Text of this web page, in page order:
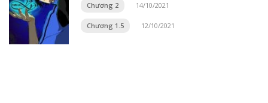
Chương 2 14/10/2021
Chương 1.5 12/10/2021